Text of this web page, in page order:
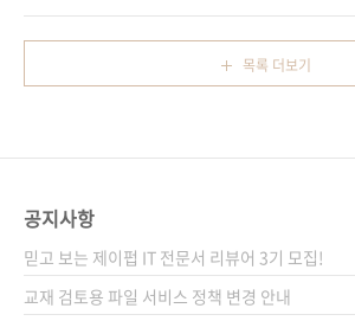
이트 다음에서 사다리게임으로 검색하면 나오는
플래시 게임으로 추첨하였고 이름은 응모해주신
순서대로, 결과는 완제품-DIY의 순서로 나열하
아래 공간에 입력을 ..
제공해 주신 아두이노 호환 보드 키트를 추첨하
여 드릴 예정이니 많은 응모를 부탁합니다. # 응
째 주 제이펍 블로그와 페이스북에서 발표 예정
# 응모 방법 : 제이펍 페이스북 페이지의 ‘좋아
요’를 누른다(이미 게시물을 받고 계신 분들은
Pass!) 구매 ..
목록 더보기
공지사항
믿고 보는 제이펍 IT 전문서 리뷰어 3기 모집!
교재 검토용 파일 서비스 정책 변경 안내